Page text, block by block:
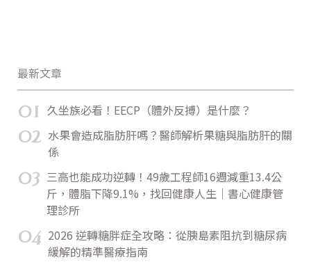
最新文章
01 久坐族必看！EECP（體外反搏）是什麼？
02 水果會造成脂肪肝嗎？醫師解析果糖與脂肪肝的關
係
03 三高也能成功逆轉！49歲工程師16週減重13.4公
斤，體脂下降9.1%，找回健康人生｜書心健康管
理診所
04 2026 逆轉糖胖症全攻略：從胰島素阻抗到糖尿病
緩解的精準醫療指南